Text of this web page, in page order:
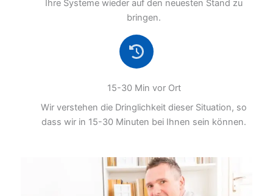
Ihre Systeme wieder auf den neuesten Stand zu
bringen.
15-30 Min vor Ort
Wir verstehen die Dringlichkeit dieser Situation, so
dass wir in 15-30 Minuten bei Ihnen sein können.